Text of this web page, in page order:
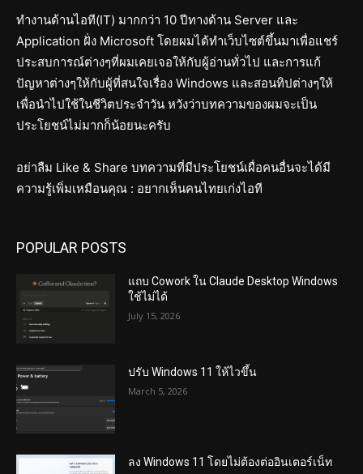
ทำงานด้านไอที(IT) มากกว่า 10 ปีทางด้าน Server และ
Application ฝั่ง Microsoft โดยผมได้ทำเว็บไซต์ขึ้นมาเพื่อแชร์
ประสบการณ์ต่างๆที่ผมเคยเจอให้กับผู้อ่านทั่วไป และการแก้
ปัญหาต่างๆให้กับผู้ที่สนใจเรื่อง Windows และสอนทิปต่างๆให้
เพื่อนำไปใช้ในชีวิตประจำวัน หวังว่าบทความของผมจะเป็น
ประโยชน์ไม่มากก็น้อยนะครับ
อย่าลืม Like & Share บทความที่มีประโยชน์เผื่อคนอื่นจะได้มี
ความรู้เพิ่มเหมือนคุณ : อยากเห็นคนไทยเก่งไอที
POPULAR POSTS
แถบ Cowork ใน Claude Desktop Windows
ใช้ไม่ได้
July 15, 2026
ปรับ Windows 11 ให้ไวขึ้น
March 5, 2026
ลง Windows 11 โดยไม่ต้องต่ออินเตอร์เน็ท